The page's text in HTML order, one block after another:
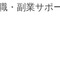
・副業サポ